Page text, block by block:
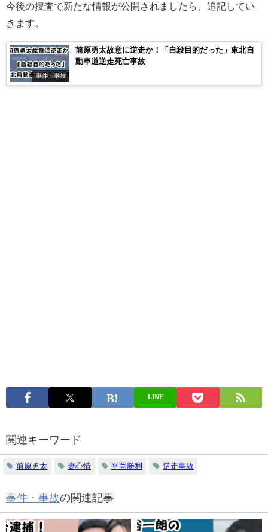
今後の捜査で新たな情報が公開されましたら、追記してい
きます。
事件・事故
前原勇太故意に逆走か！「自殺目的だった」東北自
動車道逆走死亡事故
LINE
関連キーワード
前原勇太 妻心情 平岡勝利 逆走事故
事件・事故の関連記事